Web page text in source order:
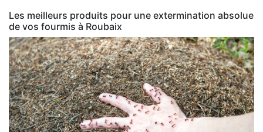
Les meilleurs produits pour une extermination absolue
de vos fourmis à Roubaix